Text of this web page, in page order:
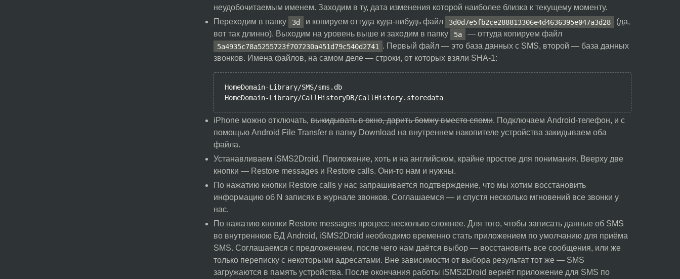
неудобочитаемым именем. Заходим в ту, дата изменения которой наиболее близка к текущему моменту.
Переходим в папку
3d и копируем оттуда куда-нибудь файл 3d0d7e5fb2ce288813306e4d4636395e047a3d28
(да,
вот так длинно). Выходим на уровень выше и заходим в папку
5a — оттуда копируем файл
5a4935c78a5255723f707230a451d79c540d2741
. Первый файл — это база данных с SMS, второй — база данных
звонков. Имена файлов, на самом деле — строки, от которых взяли SHA-1:
HomeDomain-Library/SMS/sms.db
HomeDomain-Library/CallHistoryDB/CallHistory.storedata
iPhone можно отключать, выкидывать в окно, дарить бомжу вместо сяоми. Подключаем Android-телефон, и с
помощью Android File Transfer в папку Download на внутреннем накопителе устройства закидываем оба
файла.
Устанавливаем iSMS2Droid. Приложение, хоть и на английском, крайне простое для понимания. Вверху две
кнопки — Restore messages и Restore calls. Они-то нам и нужны.
По нажатию кнопки Restore calls у нас запрашивается подтверждение, что мы хотим восстановить
информацию об N записях в журнале звонков. Соглашаемся — и спустя несколько мгновений все звонки у
нас.
По нажатию кнопки Restore messages процесс несколько сложнее. Для того, чтобы записать данные об SMS
во внутреннюю БД Android, iSMS2Droid необходимо временно стать приложением по умолчанию для приёма
SMS. Соглашаемся с предложением, после чего нам даётся выбор — восстановить все сообщения, или же
только переписку с некоторыми адресатами. Вне зависимости от выбора результат тот же — SMS
загружаются в память устройства. После окончания работы iSMS2Droid вернёт приложение для SMS по